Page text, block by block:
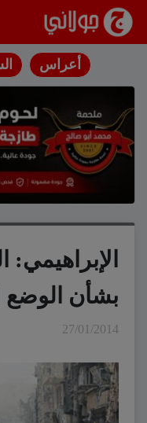
انتقل إلى المحتوى
أعراس
بشأن
27/01/2014